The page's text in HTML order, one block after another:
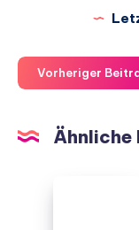
Vorheriger
Ähnliche